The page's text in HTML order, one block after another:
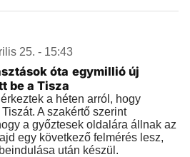
25. - 15:43
óta egymillió új
be a Tisza
a héten arról, hogy
A szakértő szerint
a győztesek oldalára állnak az
egy következő felmérés lesz,
után készül.